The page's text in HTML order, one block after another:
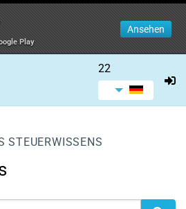
Play
Ansehen
22
STEUERWISSENS